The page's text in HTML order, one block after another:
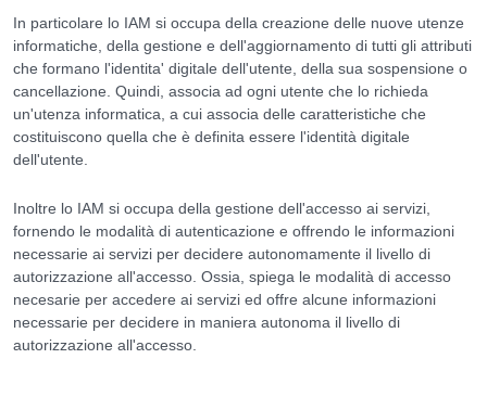
In particolare lo IAM si occupa della creazione delle nuove utenze
informatiche, della gestione e dell'aggiornamento di tutti gli attributi
che formano l'identita' digitale dell'utente, della sua sospensione o
cancellazione. Quindi, associa ad ogni utente che lo richieda
un'utenza informatica, a cui associa delle caratteristiche che
costituiscono quella che è definita essere l'identità digitale
dell'utente.
Inoltre lo IAM si occupa della gestione dell'accesso ai servizi,
fornendo le modalità di autenticazione e offrendo le informazioni
necessarie ai servizi per decidere autonomamente il livello di
autorizzazione all'accesso. Ossia, spiega le modalità di accesso
necesarie per accedere ai servizi ed offre alcune informazioni
necessarie per decidere in maniera autonoma il livello di
autorizzazione all'accesso.